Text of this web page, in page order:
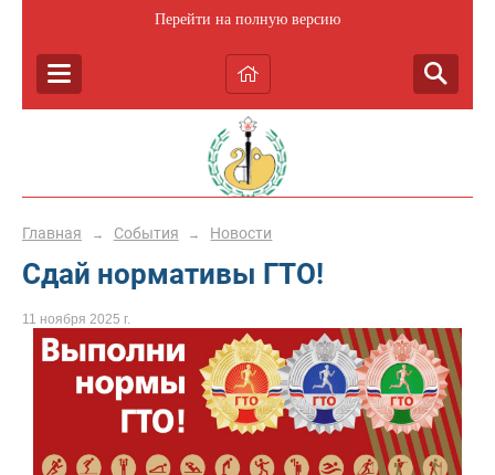
Перейти на полную версию
Главная → События → Новости
Сдай нормативы ГТО!
11 ноября 2025 г.